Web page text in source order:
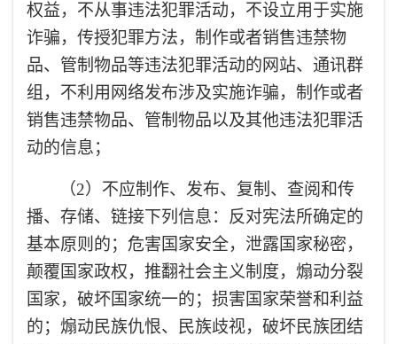
权益，不从事违法犯罪活动，不设立用于实施
诈骗，传授犯罪方法，制作或者销售违禁物
品、管制物品等违法犯罪活动的网站、通讯群
组，不利用网络发布涉及实施诈骗，制作或者
销售违禁物品、管制物品以及其他违法犯罪活
动的信息；
（2）不应制作、发布、复制、查阅和传
播、存储、链接下列信息：反对宪法所确定的
基本原则的；危害国家安全，泄露国家秘密，
颠覆国家政权，推翻社会主义制度，煽动分裂
国家，破坏国家统一的；损害国家荣誉和利益
的；煽动民族仇恨、民族歧视，破坏民族团结